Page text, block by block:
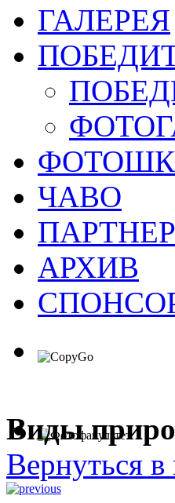
ГАЛЕРЕЯ
ЧАВО
АРХИВ
Виды
Вернуться в